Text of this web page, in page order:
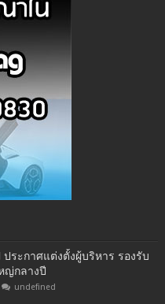
ระกาศแต่งตั้งผู้บริหาร รองรับ
ญ่กลางปี
undefined